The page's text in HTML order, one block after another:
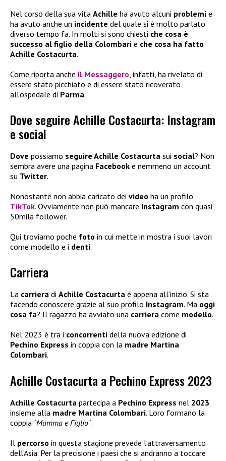
Nel corso della sua vita Achille ha avuto alcuni problemi e
ha avuto anche un incidente del quale si è molto parlato
diverso tempo fa. In molti si sono chiesti che cosa è
successo al figlio della Colombari e che cosa ha fatto
Achille Costacurta.
Come riporta anche Il Messaggero , infatti, ha rivelato di
essere stato picchiato e di essere stato ricoverato
all’ospedale di Parma.
Dove seguire Achille Costacurta: Instagram
e social
Dove possiamo seguire Achille Costacurta sui social? Non
sembra avere una pagina Facebook e nemmeno un account
su Twitter.
Nonostante non abbia caricato dei video ha un profilo
TikTok. Ovviamente non può mancare Instagram con quasi
50mila follower.
Qui troviamo poche foto in cui mette in mostra i suoi lavori
come modello e i denti.
Carriera
La carriera di Achille Costacurta è appena all’inizio. Si sta
facendo conoscere grazie al suo profilo Instagram. Ma oggi
cosa fa? Il ragazzo ha avviato una carriera come modello.
Nel 2023 è tra i concorrenti della nuova edizione di
Pechino Express in coppia con la madre Martina
Colombari.
Achille Costacurta a Pechino Express 2023
Achille Costacurta partecipa a Pechino Express nel 2023
insieme alla madre Martina Colombari. Loro formano la
coppia “Mamma e Figlio“.
Il percorso in questa stagione prevede l’attraversamento
dell’Asia. Per la precisione i paesi che si andranno a toccare